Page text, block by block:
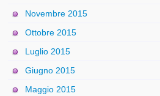
Novembre 2015
Ottobre 2015
Luglio 2015
Giugno 2015
Maggio 2015